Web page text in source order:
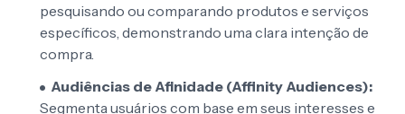
pesquisando ou comparando produtos e serviços
específicos, demonstrando uma clara intenção de
compra.
Audiências de Afinidade (Affinity Audiences):
Segmenta usuários com base em seus interesses e